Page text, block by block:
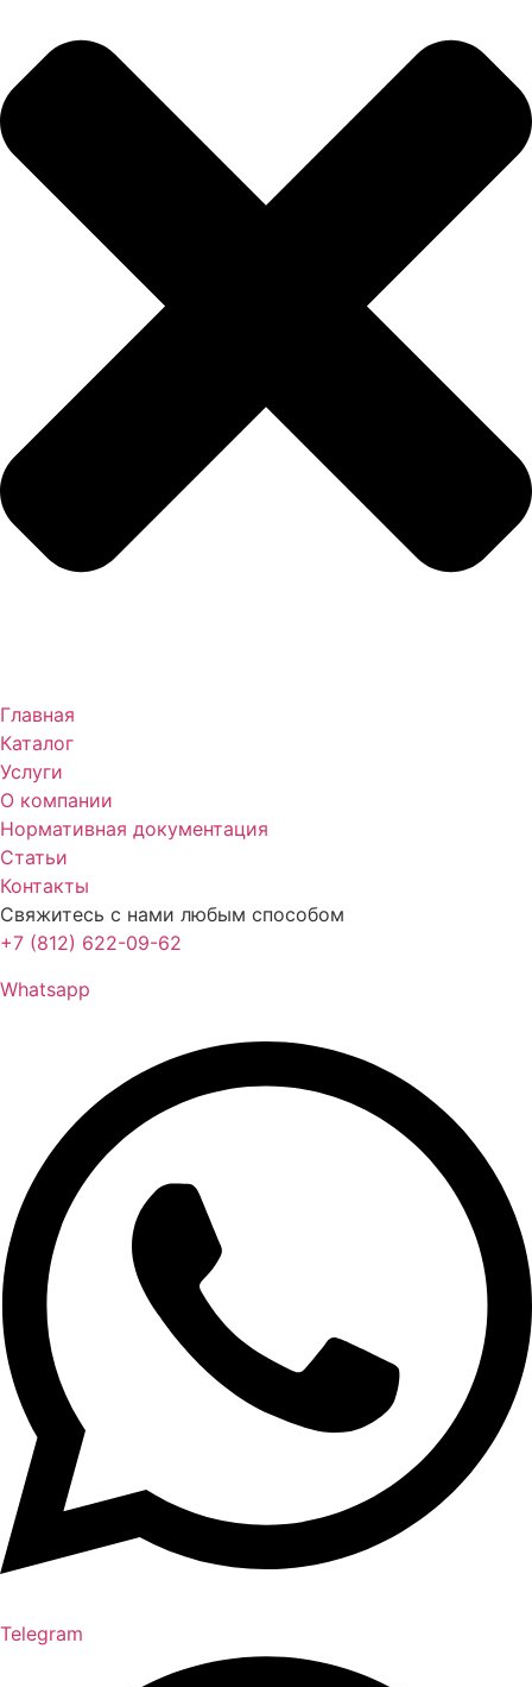
Главная
Каталог
Услуги
О компании
Нормативная документация
Статьи
Контакты
Свяжитесь с нами любым способом
+7 (812) 622-09-62
Whatsapp
Telegram